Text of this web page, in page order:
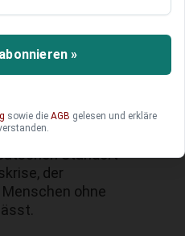
wirtschaftliche
sparen
zurück - trotz
gefährlicher
Standort
der
ohne
»
sowie die AGB gelesen und erkläre